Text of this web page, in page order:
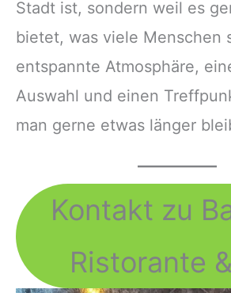
Stadt ist, sondern weil es
bietet, was viele Menschen
entspannte Atmosphäre,
Auswahl und einen
man gerne etwas länger
Kontakt zu
Ristorante